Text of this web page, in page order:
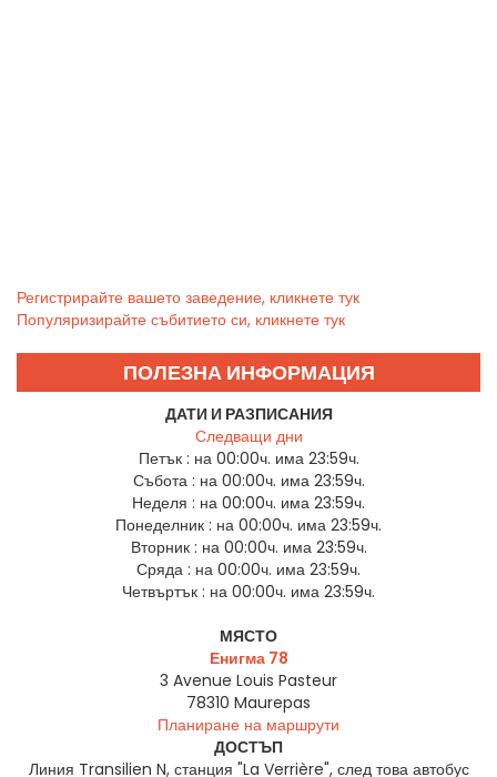
Регистрирайте вашето заведение, кликнете тук
Популяризирайте събитието си, кликнете тук
ПОЛЕЗНА ИНФОРМАЦИЯ
ДАТИ И РАЗПИСАНИЯ
Следващи дни
Петък : на 00:00ч. има 23:59ч.
Събота : на 00:00ч. има 23:59ч.
Неделя : на 00:00ч. има 23:59ч.
Понеделник : на 00:00ч. има 23:59ч.
Вторник : на 00:00ч. има 23:59ч.
Сряда : на 00:00ч. има 23:59ч.
Четвъртък : на 00:00ч. има 23:59ч.
МЯСТО
Енигма 78
3 Avenue Louis Pasteur
78310 Maurepas
Планиране на маршрути
ДОСТЪП
Линия Transilien N, станция "La Verrière", след това автобус